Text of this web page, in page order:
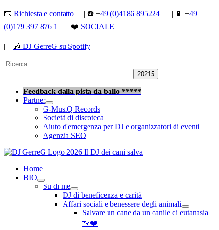
Vai
contenuto
📧 Richiesta e contatto | ☎️ +49 (0)4186 895224 | 📱 +49
(0)179 397 876 1
| ❤️ SOCIALE
| 🎶 DJ GerreG su Spotify
Cerca:
Feedback dalla pista da ballo *****
Partner
G-MusiQ Records
Società di discoteca
Aiuto d'emergenza per DJ e organizzatori di eventi
Agenzia SEO
Home
BIO
Su di me
DJ di beneficenza e carità
Affari sociali e benessere degli animali
Salvare un cane da un canile di eutanasia
🐾❤️